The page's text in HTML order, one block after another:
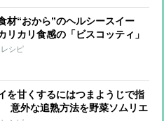
材“おから”のヘルシースイー
リカリ食感の「ビスコッティ」
シピ
を甘くするにはつまようじで指
意外な追熟方法を野菜ソムリエ